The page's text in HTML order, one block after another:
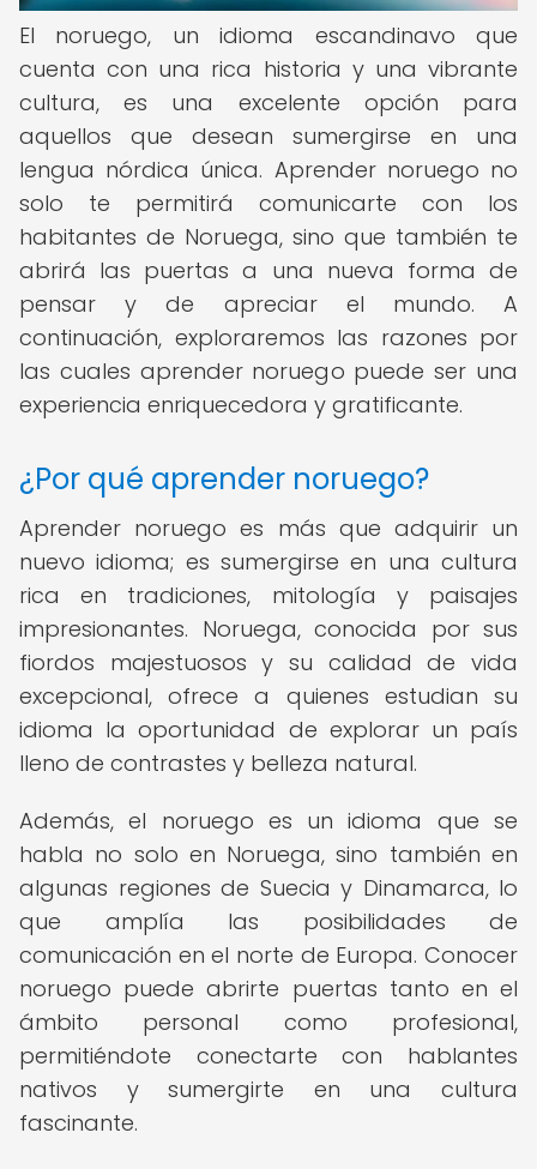
El noruego, un idioma escandinavo que
cuenta con una rica historia y una vibrante
cultura, es una excelente opción para
aquellos que desean sumergirse en una
lengua nórdica única. Aprender noruego no
solo te permitirá comunicarte con los
habitantes de Noruega, sino que también te
abrirá las puertas a una nueva forma de
pensar y de apreciar el mundo. A
continuación, exploraremos las razones por
las cuales aprender noruego puede ser una
experiencia enriquecedora y gratificante.
¿Por qué aprender noruego?
Aprender noruego es más que adquirir un
nuevo idioma; es sumergirse en una cultura
rica en tradiciones, mitología y paisajes
impresionantes. Noruega, conocida por sus
fiordos majestuosos y su calidad de vida
excepcional, ofrece a quienes estudian su
idioma la oportunidad de explorar un país
lleno de contrastes y belleza natural.
Además, el noruego es un idioma que se
habla no solo en Noruega, sino también en
algunas regiones de Suecia y Dinamarca, lo
que amplía las posibilidades de
comunicación en el norte de Europa. Conocer
noruego puede abrirte puertas tanto en el
ámbito personal como profesional,
permitiéndote conectarte con hablantes
nativos y sumergirte en una cultura
fascinante.